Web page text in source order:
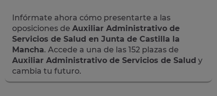
Infórmate ahora cómo presentarte a las
oposiciones de Auxiliar Administrativo de
Servicios de Salud en Junta de Castilla la
Mancha. Accede a una de las 152 plazas de
Auxiliar Administrativo de Servicios de Salud y
cambia tu futuro.